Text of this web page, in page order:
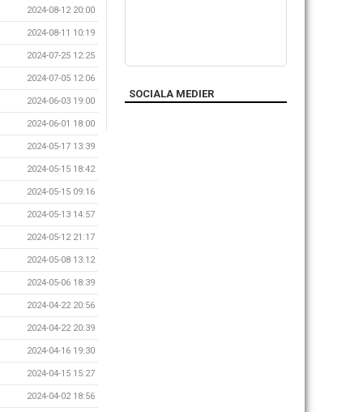
2024-08-12 20:00
2024-08-11 10:19
2024-07-25 12:25
2024-07-05 12:06
2024-06-03 19:00
2024-06-01 18:00
2024-05-17 13:39
2024-05-15 18:42
2024-05-15 09:16
2024-05-13 14:57
2024-05-12 21:17
2024-05-08 13:12
2024-05-06 18:39
2024-04-22 20:56
2024-04-22 20:39
2024-04-16 19:30
2024-04-15 15:27
2024-04-02 18:56
SOCIALA MEDIER